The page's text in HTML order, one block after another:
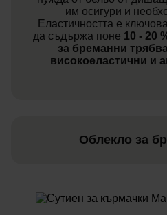
им осигури и
Еластичността е
да съдържа поне 10 - 20
за бреманни
високоеластични и
Облекло за